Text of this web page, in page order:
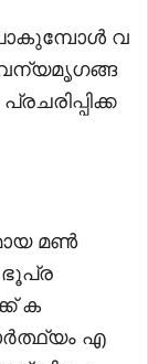
വ
വന്യമൃഗങ്ങ
മൺ
ഭൂപ്ര
ക
എ